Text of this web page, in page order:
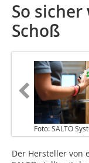
So
Schoß
Foto: SALTO
Der Hersteller von